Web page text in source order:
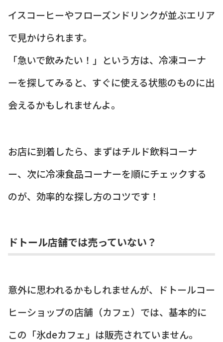
イスコーヒーやフローズンドリンクが並ぶエリア
で見かけられます。
「急いで飲みたい！」という方は、冷凍コーナ
ーを探してみると、すぐに使える状態のものに出
会えるかもしれませんよ。
お店に到着したら、まずはチルド飲料コーナ
ー、次に冷凍食品コーナーを順にチェックする
のが、効率的な探し方のコツです！
ドトール店舗では売っていない？
意外に思われるかもしれませんが、ドトールコー
ヒーショップの店舗（カフェ）では、基本的に
この「氷deカフェ」は販売されていません。